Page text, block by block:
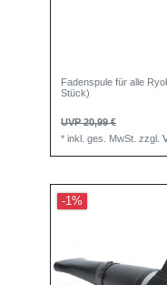
Fadenspule für alle
Stück)
UVP 20,99 €
*inkl. ges. MwSt. zzgl.
-1%